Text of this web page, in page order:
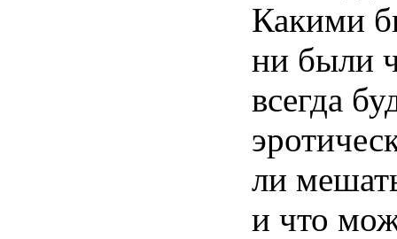
Какими
ни были
всегда
ли
и что